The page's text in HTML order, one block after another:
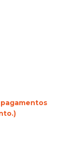
pagamentos